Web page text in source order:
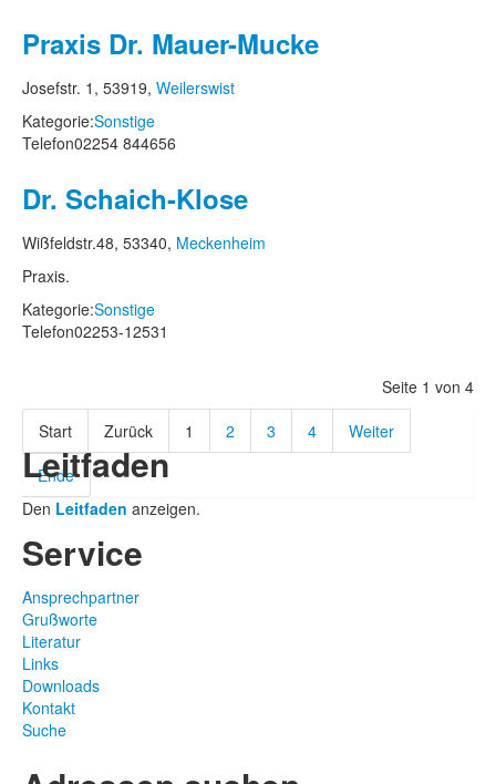
Praxis Dr. Mauer-Mucke
Josefstr. 1, 53919, Weilerswist
Kategorie:Sonstige
Telefon02254 844656
Dr. Schaich-Klose
Wißfeldstr.48, 53340, Meckenheim
Praxis.
Kategorie:Sonstige
Telefon02253-12531
Seite 1 von 4
Start
Zurück 1 2 3 4
Weiter
Ende
Leitfaden
Den Leitfaden anzeigen.
Service
Ansprechpartner
Grußworte
Literatur
Links
Downloads
Kontakt
Suche